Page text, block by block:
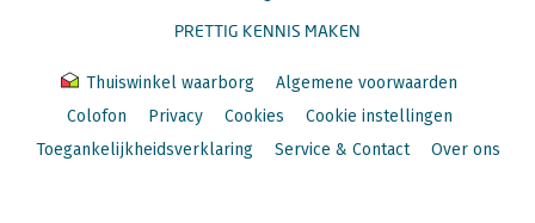
PRETTIG KENNIS MAKEN
Thuiswinkel waarborg
Algemene voorwaarden
Colofon
Privacy Cookies
Cookie instellingen
Toegankelijkheidsverklaring
Service & Contact Over ons